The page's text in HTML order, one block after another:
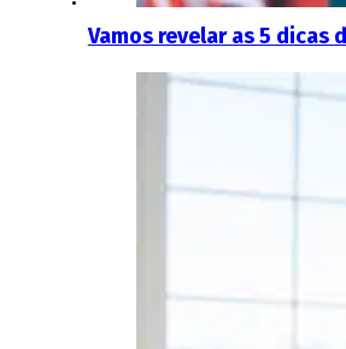
Vamos revelar as 5 dicas